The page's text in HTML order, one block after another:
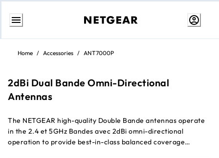
Aller
contenu
Home / Accessories / ANT7000P
2dBi Dual Bande Omni-Directional
Antennas
The NETGEAR high-quality Double Bande antennas operate
in the 2.4 et 5GHz Bandes avec 2dBi omni-directional
operation to provide best-in-class balanced coverage